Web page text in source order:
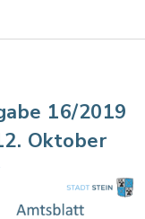
16/2019
Oktober